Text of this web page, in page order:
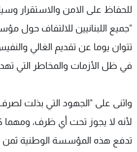
للحفاظ على الامن والاستقرار
"جميع اللبنانيين للالتفاف حول
تتوان يوما عن تقديم الغالي
في ظل الأزمات والمخاطر التي
واثنى على "الجهود التي بذلت
لأنه لا يجوز تحت أي ظرف، ومهما
تدفع هذه المؤسسة الوطنية ثمن